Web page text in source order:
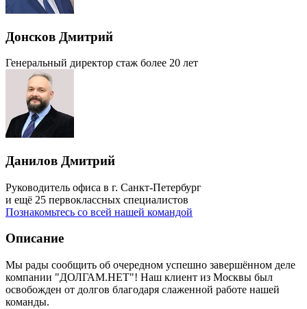
Донсков Дмитрий
Генеральный директор стаж более 20 лет
Данилов Дмитрий
Руководитель офиса в г. Санкт-Петербург
и ещё 25 первоклассных специалистов
Познакомьтесь со всей нашей командой
Описание
Мы рады сообщить об очередном успешно завершённом деле
компании "ДОЛГАМ.НЕТ"! Наш клиент из Москвы был
освобожден от долгов благодаря слаженной работе нашей
команды.